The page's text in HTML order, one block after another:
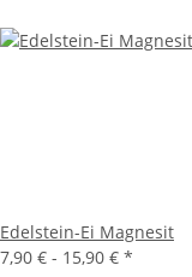
Edelstein-Ei Magnesit
7,90 € - 15,90 € *